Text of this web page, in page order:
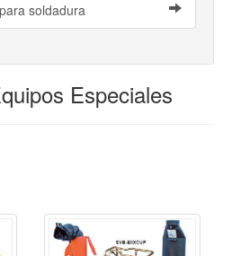
soldadura
Especiales